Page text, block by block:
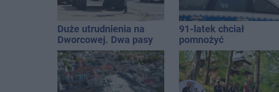
Duże utrudnienia na
Dworcowej. Dwa pasy
blokowała przyczepa od
ciągnika
91-latek chciał
pomnożyć
oszczędności. Stracił
ponad 10 tys. zł